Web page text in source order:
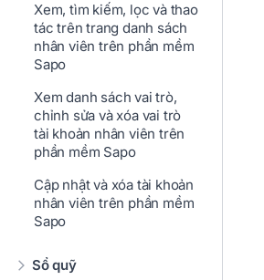
Xem, tìm kiếm, lọc và thao
tác trên trang danh sách
nhân viên trên phần mềm
Sapo
Xem danh sách vai trò,
chỉnh sửa và xóa vai trò
tài khoản nhân viên trên
phần mềm Sapo
Cập nhật và xóa tài khoản
nhân viên trên phần mềm
Sapo
Sổ quỹ